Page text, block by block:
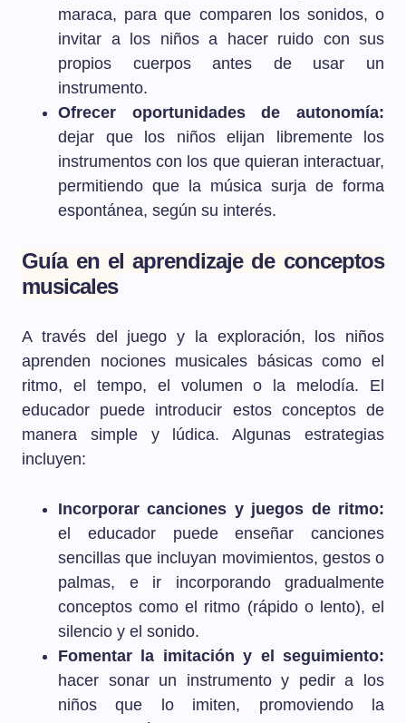
maraca, para que comparen los sonidos, o
invitar a los niños a hacer ruido con sus
propios cuerpos antes de usar un
instrumento.
Ofrecer oportunidades de autonomía:
dejar que los niños elijan libremente los
instrumentos con los que quieran interactuar,
permitiendo que la música surja de forma
espontánea, según su interés.
Guía en el aprendizaje de conceptos
musicales
A través del juego y la exploración, los niños
aprenden nociones musicales básicas como el
ritmo, el tempo, el volumen o la melodía. El
educador puede introducir estos conceptos de
manera simple y lúdica. Algunas estrategias
incluyen:
Incorporar canciones y juegos de ritmo:
el educador puede enseñar canciones
sencillas que incluyan movimientos, gestos o
palmas, e ir incorporando gradualmente
conceptos como el ritmo (rápido o lento), el
silencio y el sonido.
Fomentar la imitación y el seguimiento:
hacer sonar un instrumento y pedir a los
niños que lo imiten, promoviendo la